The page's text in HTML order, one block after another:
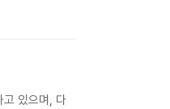
있으며, 다